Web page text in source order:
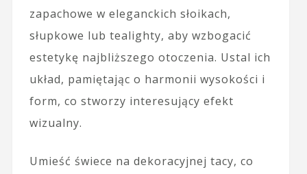
zapachowe w eleganckich słoikach,
słupkowe lub tealighty, aby wzbogacić
estetykę najbliższego otoczenia. Ustal ich
układ, pamiętając o harmonii wysokości i
form, co stworzy interesujący efekt
wizualny.
Umieść świece na dekoracyjnej tacy, co